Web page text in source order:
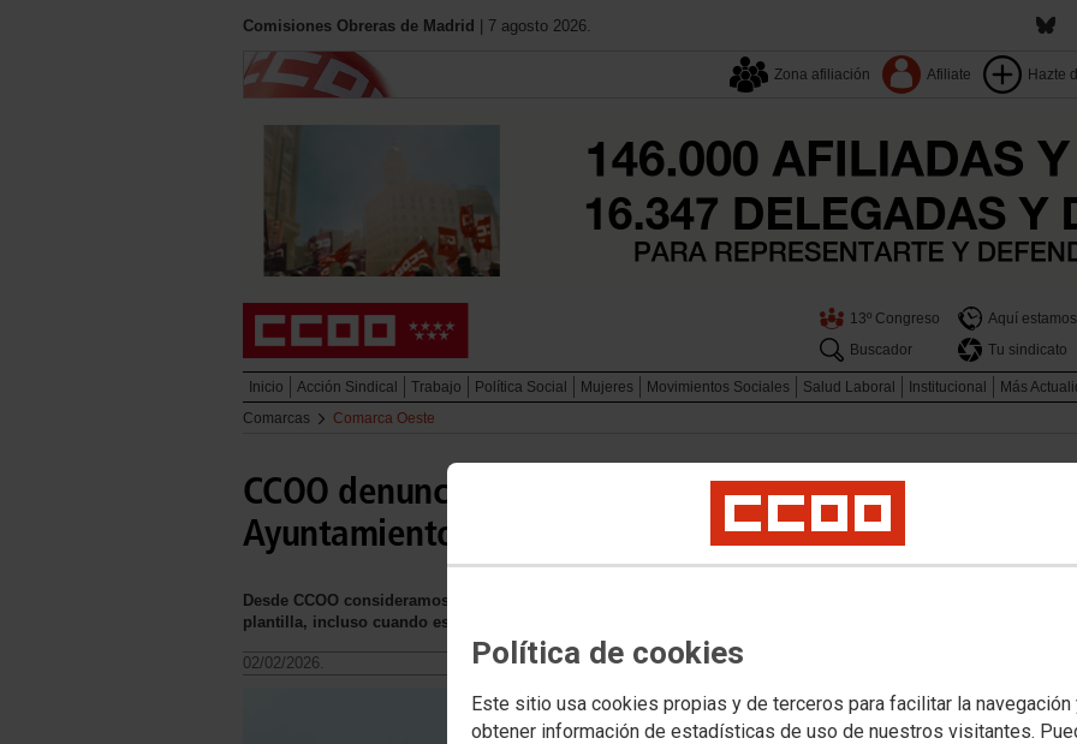
Política de cookies
Este sitio usa cookies propias y de terceros para facilitar la navegación
obtener información de estadísticas de uso de nuestros visitantes.
Comisiones Obreras de Madrid | 7 agosto 2026.
Zona afiliación Afiliate Hazte
13º Congreso
Aquí estamos
Buscador
Tu sindicato
Inicio Acción Sindical Trabajo Política Social Mujeres Movimientos Sociales Salud Laboral Institucional
Más
Comarcas
Comarca Oeste
CCOO denuncia el desalojo de representantes
Ayuntamiento de Móstoles
Desde CCOO consideramos inaceptable que en un ayuntamiento recurra a este tipo de actuaciones para
plantilla, incluso cuando estas se expresan de forma pacífica y respetuosa como en este caso.
02/02/2026.